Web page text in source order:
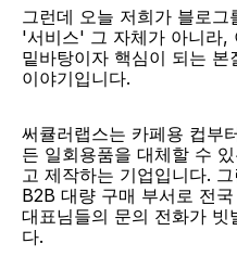
그런데 오늘 저희가 블로
'서비스' 그 자체가 아니라,
밑바탕이자 핵심이 되는
이야기입니다.
써큘러랩스는 카페용 컵부
든 일회용품을 대체할 수
고 제작하는 기업입니다.
B2B 대량 구매 부서로 전
대표님들의 문의 전화가 빗
다.